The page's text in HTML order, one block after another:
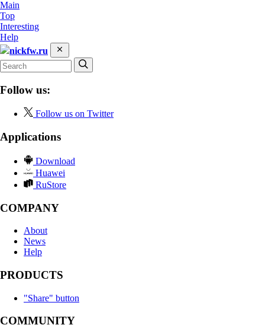
Main
Top
Interesting
Help
nickfw.ru
Follow us:
Follow us on Twitter
Applications
Download
Huawei
RuStore
COMPANY
About
News
Help
PRODUCTS
"Share" button
COMMUNITY